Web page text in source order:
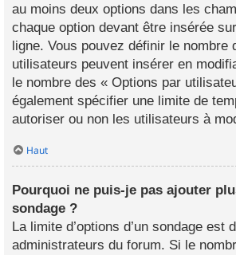
au moins deux options dans les
chaque option devant être insérée
ligne. Vous pouvez définir le nombre
utilisateurs peuvent insérer en
le nombre des « Options par
également spécifier une limite de
autoriser ou non les utilisateurs à
Haut
Pourquoi ne puis-je pas ajouter
sondage ?
La limite d’options d’un sondage est
administrateurs du forum. Si le